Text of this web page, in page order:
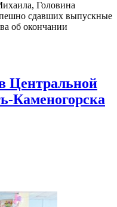
Головина
сдавших выпускные
об окончании
Центральной
Каменогорска